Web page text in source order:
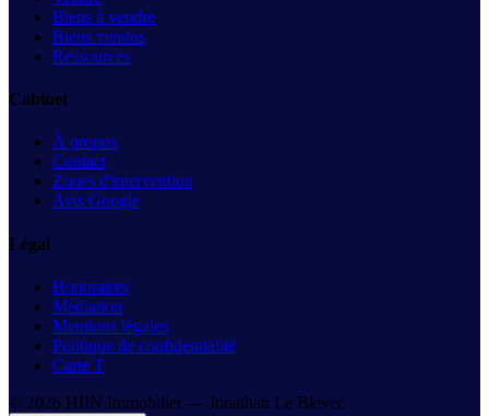
Biens à vendre
Biens vendus
Ressources
Cabinet
À propos
Contact
Zones d'intervention
Avis Google
Légal
Honoraires
Médiation
Mentions légales
Politique de confidentialité
Carte T
© 2026 HIIN Immobilier — Jonathan Le Blevec